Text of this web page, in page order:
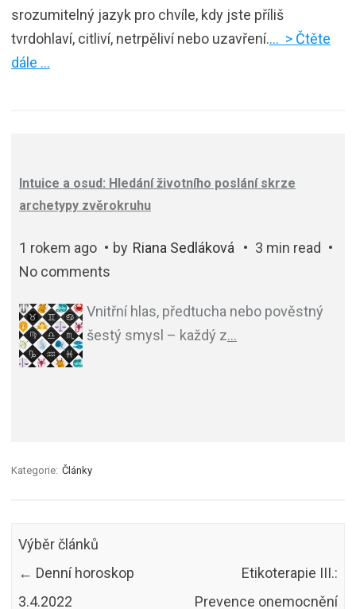
srozumitelný jazyk pro chvíle, kdy jste příliš
tvrdohlaví, citliví, netrpěliví nebo uzavření.… > Čtěte
dále …
Intuice a osud: Hledání životního poslání skrze
archetypy zvěrokruhu
1 rokem ago by Riana Sedláková
3 min read
No comments
Vnitřní hlas, předtucha nebo pověstný
šestý smysl – každý z…
Kategorie: Články
Výběr článků
← Denní horoskop
3.4.2022
Etikoterapie III.:
Prevence onemocnění